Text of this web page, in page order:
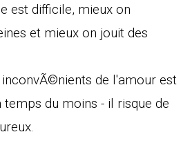
est difficile, mieux on
et mieux on jouit des
inconvÃ©nients de l'amour est
temps du moins - il risque de